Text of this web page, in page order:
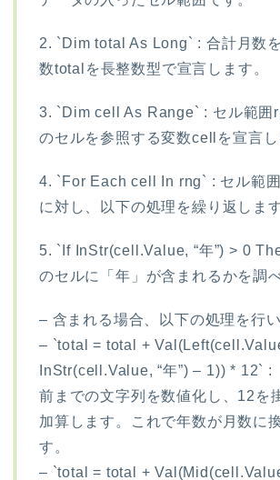
2. `Dim total As Long` : 合計月数
数totalを長整数型で宣言します。
3. `Dim cell As Range` : セル範囲
のセルを参照する変数cellを宣言し
4. `For Each cell In rng` : セル範
に対し、以下の処理を繰り返します
5. `If InStr(cell.Value, “年”) > 0
のセルに「年」が含まれるかを調
– 含まれる場合、以下の処理を行い
– `total = total +
InStr(cell.Value, “年”) – 1)) * 12` :
前までの文字列を数値化し、12を
加算します。これで年数が月数に
す。
– `total = total +